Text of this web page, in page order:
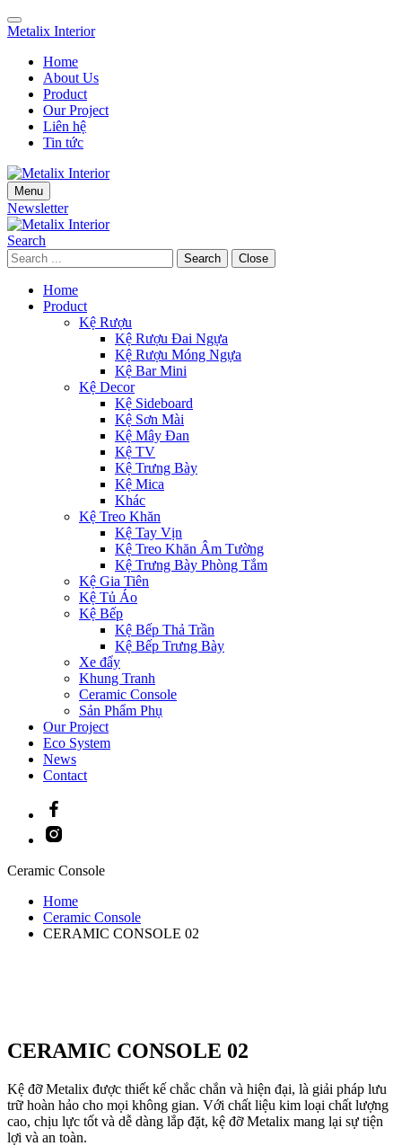
Skip
to
Skip
to
content
Metalix Interior
Home
About Us
Product
Our Project
Liên hệ
Tin tức
Menu
Newsletter
Search
Search Close
Home
Product
Kệ Rượu
Kệ Rượu Đai Ngựa
Kệ Rượu Móng Ngựa
Kệ Bar Mini
Kệ Decor
Kệ Sideboard
Kệ Sơn Mài
Kệ Mây Đan
Kệ TV
Kệ Trưng Bày
Kệ Mica
Khác
Kệ Treo Khăn
Kệ Tay Vịn
Kệ Treo Khăn Âm Tường
Kệ Trưng Bày Phòng Tắm
Kệ Gia Tiên
Kệ Tủ Áo
Kệ Bếp
Kệ Bếp Thả Trần
Kệ Bếp Trưng Bày
Xe đẩy
Khung Tranh
Ceramic Console
Sản Phẩm Phụ
Our Project
Eco System
News
Contact
Ceramic Console
Home
Ceramic Console
CERAMIC CONSOLE 02
CERAMIC CONSOLE 02
Kệ đỡ Metalix được thiết kế chắc chắn và hiện đại, là giải pháp lưu
trữ hoàn hảo cho mọi không gian. Với chất liệu kim loại chất lượng
cao, chịu lực tốt và dễ dàng lắp đặt, kệ đỡ Metalix mang lại sự tiện
lợi và an toàn.